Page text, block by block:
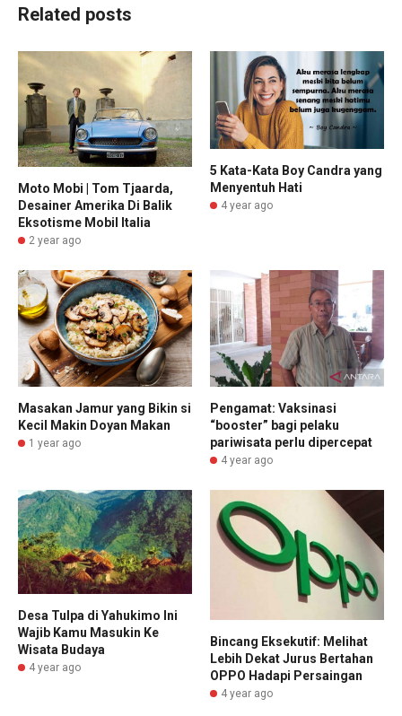
Related posts
Moto Mobi | Tom Tjaarda,
Desainer Amerika Di Balik
Eksotisme Mobil Italia
2 year ago
5 Kata-Kata Boy Candra yang
Menyentuh Hati
4 year ago
Masakan Jamur yang Bikin si
Kecil Makin Doyan Makan
1 year ago
Pengamat: Vaksinasi
“booster” bagi pelaku
pariwisata perlu dipercepat
4 year ago
Desa Tulpa di Yahukimo Ini
Wajib Kamu Masukin Ke
Wisata Budaya
4 year ago
Bincang Eksekutif: Melihat
Lebih Dekat Jurus Bertahan
OPPO Hadapi Persaingan
4 year ago